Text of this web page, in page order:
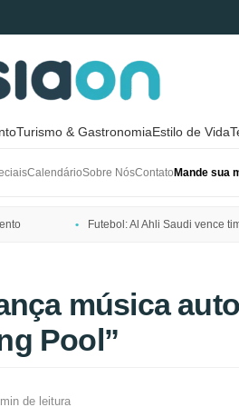
Turismo & GastronomiaEstilo de Vida
CalendárioSobre NósContato Mande sua
Futebol: Al Ahli Saudi vence
música
Pool”
de leitura